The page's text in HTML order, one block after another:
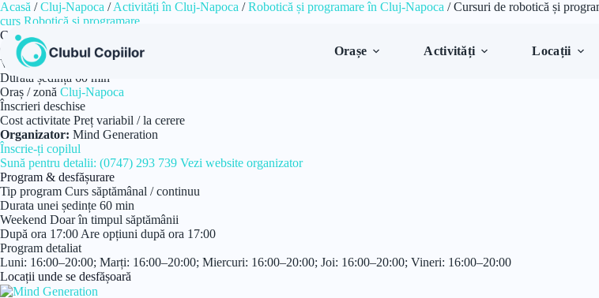
Sari
la
conținut
Orașe
Activități Locații
Acasă / Cluj-Napoca / Activități în Cluj-Napoca / Robotică și programare în Cluj-Napoca / Cursuri de robotică și
curs Robotică și programare
Cursuri de robotică și programare pentru copii la Mind Generation
Cursuri de Robotică și programare pentru copii de la 8 ani
Vârstă 8+ ani
Durată ședință 60 min
Oraș / zonă Cluj-Napoca
Înscrieri deschise
Cost activitate Preț variabil / la cerere
Organizator: Mind Generation
Înscrie-ți copilul
Sună pentru detalii: (0747) 293 739 Vezi website organizator
Program & desfășurare
Tip program Curs săptămânal / continuu
Durata unei ședințe 60 min
Weekend Doar în timpul săptămânii
După ora 17:00 Are opțiuni după ora 17:00
Program detaliat
Luni: 16:00–20:00; Marți: 16:00–20:00; Miercuri: 16:00–20:00; Joi: 16:00–20:00; Vineri: 16:00–20:00
Locații unde se desfășoară